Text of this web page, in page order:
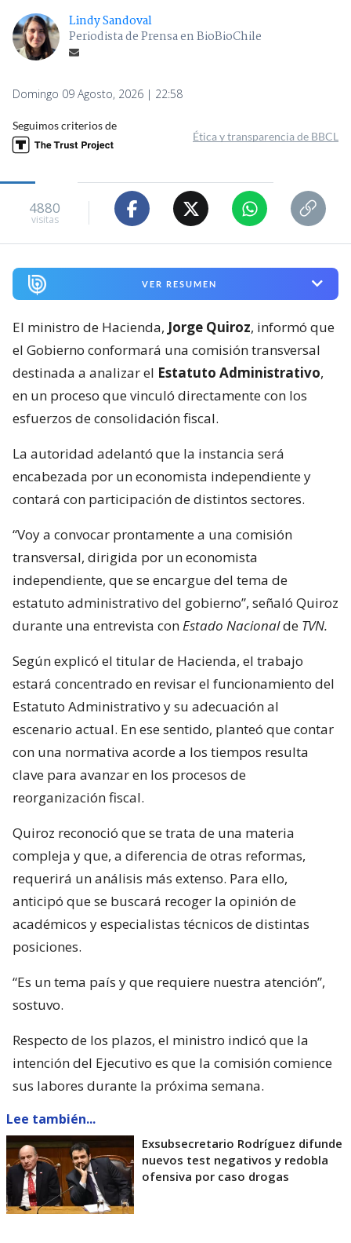
Lindy Sandoval
Periodista de Prensa en BioBioChile
Domingo 09 Agosto, 2026 | 22:58
Seguimos criterios de
Ética y transparencia de BBCL
4880
visitas
VER RESUMEN
El ministro de Hacienda, Jorge Quiroz, informó que
el Gobierno conformará una comisión transversal
destinada a analizar el Estatuto Administrativo,
en un proceso que vinculó directamente con los
esfuerzos de consolidación fiscal.
La autoridad adelantó que la instancia será
encabezada por un economista independiente y
contará con participación de distintos sectores.
“Voy a convocar prontamente a una comisión
transversal, dirigida por un economista
independiente, que se encargue del tema de
estatuto administrativo del gobierno”, señaló Quiroz
durante una entrevista conEstado Nacionalde TVN.
Según explicó el titular de Hacienda, el trabajo
estará concentrado en revisar el funcionamiento del
Estatuto Administrativo y su adecuación al
escenario actual. En ese sentido, planteó que contar
con una normativa acorde a los tiempos resulta
clave para avanzar en los procesos de
reorganización fiscal.
Quiroz reconoció que se trata de una materia
compleja y que, a diferencia de otras reformas,
requerirá un análisis más extenso. Para ello,
anticipó que se buscará recoger la opinión de
académicos y especialistas técnicos de distintas
posiciones.
“Es un tema país y que requiere nuestra atención”,
sostuvo.
Respecto de los plazos, el ministro indicó que la
intención del Ejecutivo es que la comisión comience
sus labores durante la próxima semana.
Lee también...
Exsubsecretario Rodríguez difunde
nuevos test negativos y redobla
ofensiva por caso drogas